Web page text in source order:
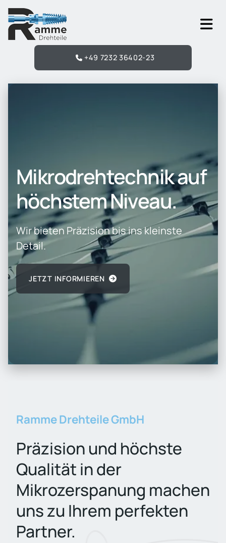
+49 7232 36402-23
Mikrodrehtechnik auf
höchstem Niveau.
Wir bieten Präzision bis ins kleinste
Detail.
JETZT INFORMIEREN
Ramme Drehteile GmbH
Präzision und höchste
Qualität in der
Mikrozerspanung machen
uns zu Ihrem perfekten
Partner.